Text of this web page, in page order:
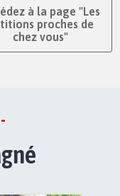
à la page "Les
proches de
chez vous"